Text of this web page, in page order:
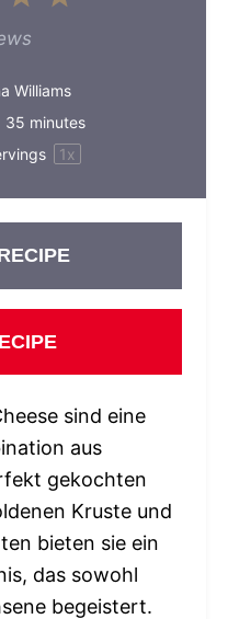
Williams
35 minutes
1x
sind eine
aus
gekochten
Kruste und
bieten sie ein
das sowohl
begeistert.